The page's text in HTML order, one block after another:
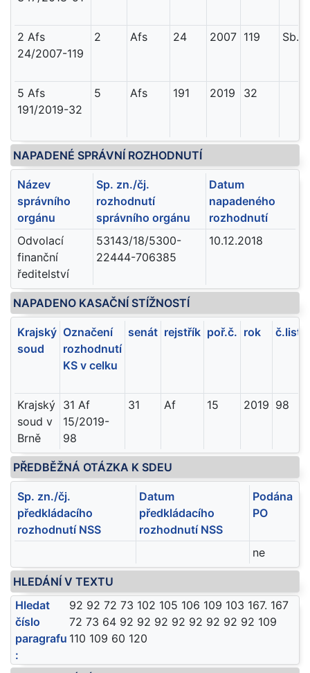
2 Afs
24/2007-119
2 Afs 24 2007 119 Sb.
5 Afs
191/2019-32
5 Afs 191 2019 32
NAPADENÉ SPRÁVNÍ ROZHODNUTÍ
Název
správního
orgánu
Sp. zn./čj.
rozhodnutí
správního orgánu
Datum
napadeného
rozhodnutí
Odvolací
finanční
ředitelství
53143/18/5300-
22444-706385
10.12.2018
NAPADENO KASAČNÍ STÍŽNOSTÍ
Krajský
soud
Označení
rozhodnutí
KS v celku
senát rejstřík poř.č. rok č.listu
Krajský
soud v
Brně
31 Af
15/2019-
98
31 Af 15 2019 98
PŘEDBĚŽNÁ OTÁZKA K SDEU
Sp. zn./čj.
předkládacího
rozhodnutí NSS
Datum
předkládacího
rozhodnutí NSS
Podána
PO
ne
HLEDÁNÍ V TEXTU
Hledat
číslo
paragrafu
:
92 92 72 73 102 105 106 109 103 167. 167
72 73 64 92 92 92 92 92 92 92 92 109
110 109 60 120